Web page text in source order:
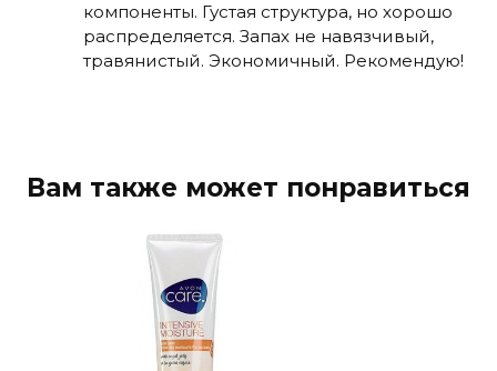
компоненты. Густая структура, но хорошо
распределяется. Запах не навязчивый,
травянистый. Экономичный. Рекомендую!
Вам также может понравиться